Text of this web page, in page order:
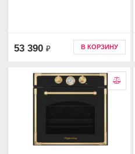
53 390 ₽ В КОРЗИНУ